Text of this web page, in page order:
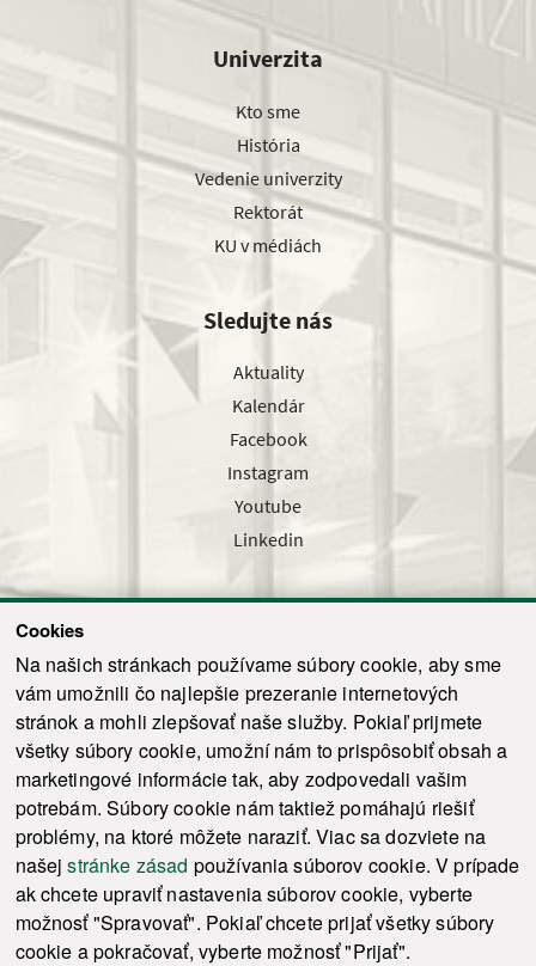
Cookies
Na našich stránkach používame súbory cookie, aby sme
vám umožnili čo najlepšie prezeranie internetových
stránok a mohli zlepšovať naše služby. Pokiaľ prijmete
všetky súbory cookie, umožní nám to prispôsobiť obsah a
marketingové informácie tak, aby zodpovedali vašim
potrebám. Súbory cookie nám taktiež pomáhajú riešiť
problémy, na ktoré môžete naraziť. Viac sa dozviete na
našejstránke zásad používania súborov cookie. V prípade
ak chcete upraviť nastavenia súborov cookie, vyberte
možnosť "Spravovať". Pokiaľ chcete prijať všetky súbory
cookie a pokračovať, vyberte možnosť "Prijať".
Univerzita
Kto sme
História
Vedenie univerzity
Rektorát
KU v médiách
Sledujte nás
Aktuality
Kalendár
Facebook
Instagram
Youtube
Linkedin
Odoslať
© 2021-2026 ku.sk. Všetky práva vyhradené. | Ochrana osobných údajov
Vyhlásenie o prístupnosti |
Admin
This site is protected by reCAPTCHA and the Google Privacy Policy and Terms of
Service
apply.